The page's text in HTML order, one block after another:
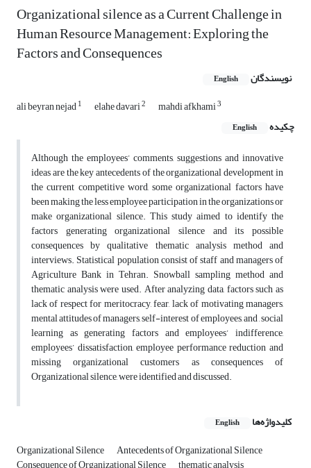
Organizational silence as a Current Challenge in
Human Resource Management: Exploring the
Factors and Consequences
نویسندگان English
ali beyran nejad1 elahe davari2 mahdi afkhami3
چکیده English
Although the employees’ comments, suggestions and innovative
ideas are the key antecedents of the organizational development in
the current competitive word, some organizational factors have
been making the less employee participation in the organizations or
make organizational silence. This study aimed to identify the
factors generating organizational silence and its possible
consequences by qualitative thematic analysis method and
interviews. Statistical population consist of staff and managers of
Agriculture Bank in Tehran. Snowball sampling method and
thematic analysis were used. After analyzing data, factors such as
lack of respect for meritocracy, fear, lack of motivating managers,
mental attitudes of managers, self-interest of employees, and , social
learning as generating factors and employees’ indifference,
employees’ dissatisfaction, employee performance reduction and
missing organizational customers as consequences of
Organizational silence, were identified and discussed.
کلیدواژه‌ها English
Organizational Silence Antecedents of Organizational Silence